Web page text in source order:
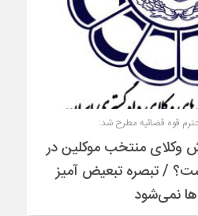
قوه قضائیه مطرح شد:
وکلای منتخب موکلین در
/ تبصره تبعیض آمیز